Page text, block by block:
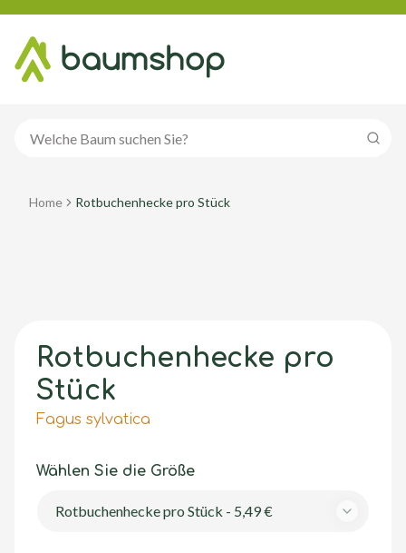
Home Rotbuchenhecke pro Stück
Rotbuchenhecke pro
Stück
Fagus sylvatica
Wählen Sie die Größe
Rotbuchenhecke pro Stück - 5,49 €